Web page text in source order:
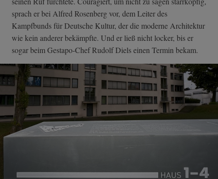
sprach er bei Alfred Rosenberg vor, dem Leiter des
Kampfbunds für Deutsche Kultur, der die moderne Architektur
wie kein anderer bekämpfte. Und er ließ nicht locker, bis er
sogar beim Gestapo-Chef Rudolf Diels einen Termin bekam.